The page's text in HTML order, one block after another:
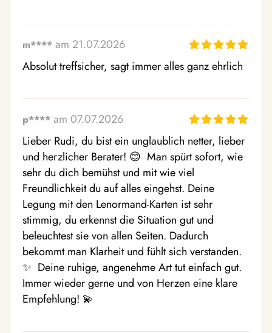
m**** am 21.07.2026
Absolut treffsicher, sagt immer alles ganz ehrlich
p**** am 07.07.2026
Lieber Rudi, du bist ein unglaublich netter, lieber
und herzlicher Berater! 😊  Man spürt sofort, wie
sehr du dich bemühst und mit wie viel
Freundlichkeit du auf alles eingehst. Deine
Legung mit den Lenormand-Karten ist sehr
stimmig, du erkennst die Situation gut und
beleuchtest sie von allen Seiten. Dadurch
bekommt man Klarheit und fühlt sich verstanden.
✨  Deine ruhige, angenehme Art tut einfach gut.
Immer wieder gerne und von Herzen eine klare
Empfehlung! 💫